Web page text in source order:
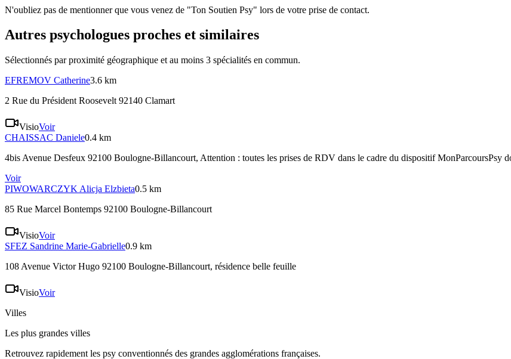
N'oubliez pas de mentionner que vous venez de "Ton Soutien Psy" lors de votre prise de contact.
Autres psychologues proches et similaires
Sélectionnés par proximité géographique et au moins 3 spécialités en commun.
EFREMOV Catherine3.6 km
2 Rue du Président Roosevelt 92140 Clamart
VisioVoir
CHAISSAC Daniele0.4 km
4bis Avenue Desfeux 92100 Boulogne-Billancourt, Attention : toutes les prises de RDV dans le cadre du dispositif MonParcoursPsy
Voir
PIWOWARCZYK Alicja Elzbieta0.5 km
85 Rue Marcel Bontemps 92100 Boulogne-Billancourt
VisioVoir
SFEZ Sandrine Marie-Gabrielle0.9 km
108 Avenue Victor Hugo 92100 Boulogne-Billancourt, résidence belle feuille
VisioVoir
Villes
Les plus grandes villes
Retrouvez rapidement les psy conventionnés des grandes agglomérations françaises.